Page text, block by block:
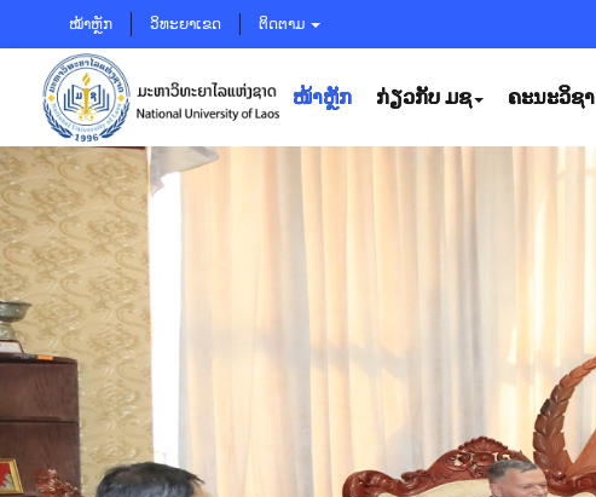
ໝ້າຫຼັກ ວິທະຍາເຂດ ຕິດຕາມ
ໜ້າຫຼັກ ກ່ຽວກັບ ມຊ ຄະນະວິຊາ